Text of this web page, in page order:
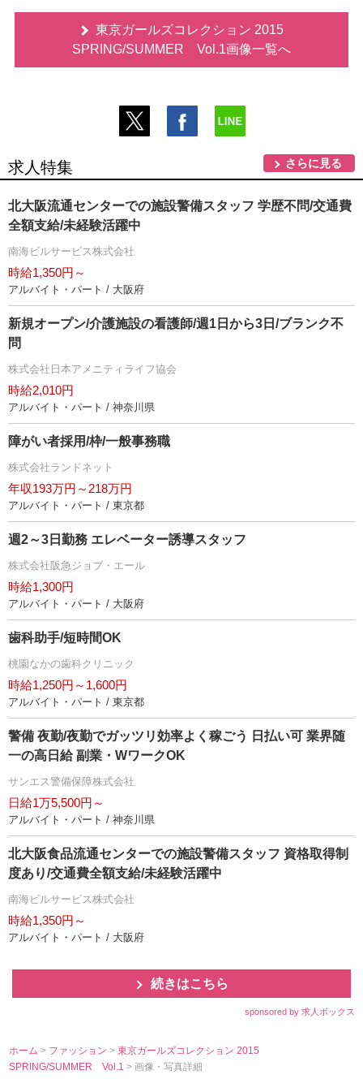
東京ガールズコレクション 2015
SPRING/SUMMER Vol.1画像一覧へ
求人特集 さらに見る
北大阪流通センターでの施設警備スタッフ 学歴不問/交通費
全額支給/未経験活躍中
南海ビルサービス株式会社
時給1,350円～
アルバイト・パート / 大阪府
新規オープン/介護施設の看護師/週1日から3日/ブランク不
問
株式会社日本アメニティライフ協会
時給2,010円
アルバイト・パート / 神奈川県
障がい者採用/枠/一般事務職
株式会社ランドネット
年収193万円～218万円
アルバイト・パート / 東京都
週2～3日勤務 エレベーター誘導スタッフ
株式会社阪急ジョブ・エール
時給1,300円
アルバイト・パート / 大阪府
歯科助手/短時間OK
桃園なかの歯科クリニック
時給1,250円～1,600円
アルバイト・パート / 東京都
警備 夜勤/夜勤でガッツリ効率よく稼ごう 日払い可 業界随
一の高日給 副業・WワークOK
サンエス警備保障株式会社
日給1万5,500円～
アルバイト・パート / 神奈川県
北大阪食品流通センターでの施設警備スタッフ 資格取得制
度あり/交通費全額支給/未経験活躍中
南海ビルサービス株式会社
時給1,350円～
アルバイト・パート / 大阪府
続きはこちら
sponsored by 求人ボックス
ホーム > ファッション>東京ガールズコレクション 2015
SPRING/SUMMER Vol.1> 画像・写真詳細